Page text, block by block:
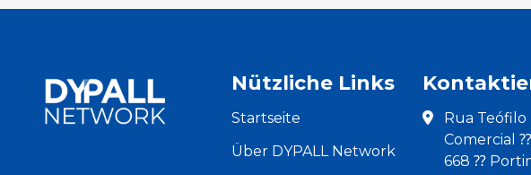
Nützliche Links
Startseite
Über DYPALL Network
Rua Teófilo
Comercial
668 ⁇